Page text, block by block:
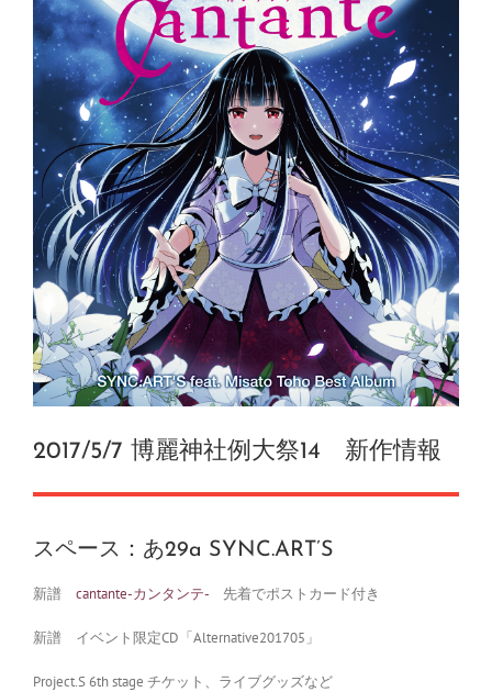
Larger
Image
2017/5/7 博麗神社例大祭14 新作情報
スペース：あ29a SYNC.ART’S
新譜 cantante-カンタンテ- 先着でポストカード付き
新譜 イベント限定CD「Alternative201705」
Project.S 6th stage チケット、ライブグッズなど